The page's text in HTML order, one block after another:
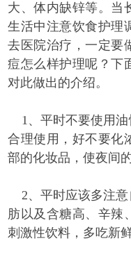
大、体内缺锌等。当
生活中注意饮食护理
去医院治疗，一定要
痘怎么样护理呢？下
对此做出的介绍。
1、平时不要使用油
合理使用，好不要化
部的化妆品，使夜间
2、平时应该多注意
肪以及含糖高、辛辣
刺激性饮料，多吃新